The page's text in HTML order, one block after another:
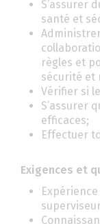
S’assurer
santé et
règles et
sécurité et
Vérifier si
S’assurer
efficaces;
Effectuer
Exigences et